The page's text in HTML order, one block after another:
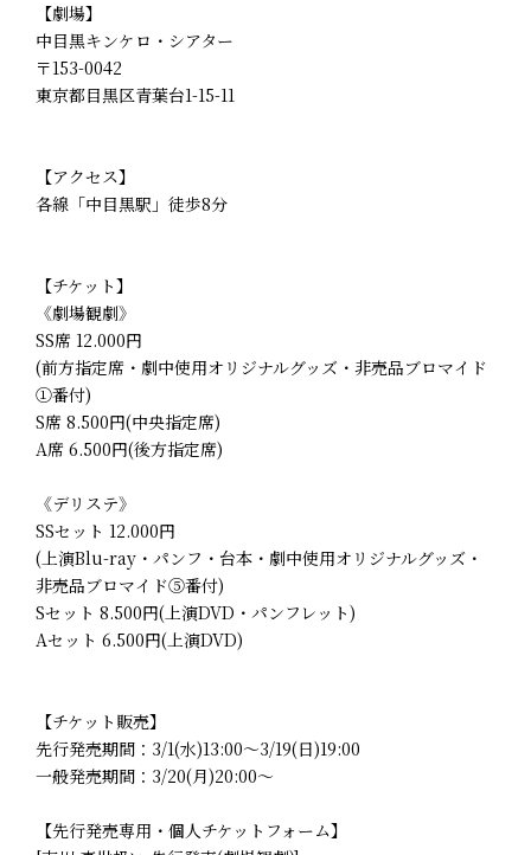
【劇場】
中目黒キンケロ・シアター
〒153-0042
東京都目黒区青葉台1-15-11
【アクセス】
各線「中目黒駅」徒歩8分
【チケット】
《劇場観劇》
SS席 12.000円
(前方指定席・劇中使用オリジナルグッズ・非売品ブロマイド
①番付)
S席 8.500円(中央指定席)
A席 6.500円(後方指定席)
《デリステ》
SSセット 12.000円
(上演Blu-ray・パンフ・台本・劇中使用オリジナルグッズ・
非売品ブロマイド⑤番付)
Sセット 8.500円(上演DVD・パンフレット)
Aセット 6.500円(上演DVD)
【チケット販売】
先行発売期間：3/1(水)13:00～3/19(日)19:00
一般発売期間：3/20(月)20:00～
【先行発売専用・個人チケットフォーム】